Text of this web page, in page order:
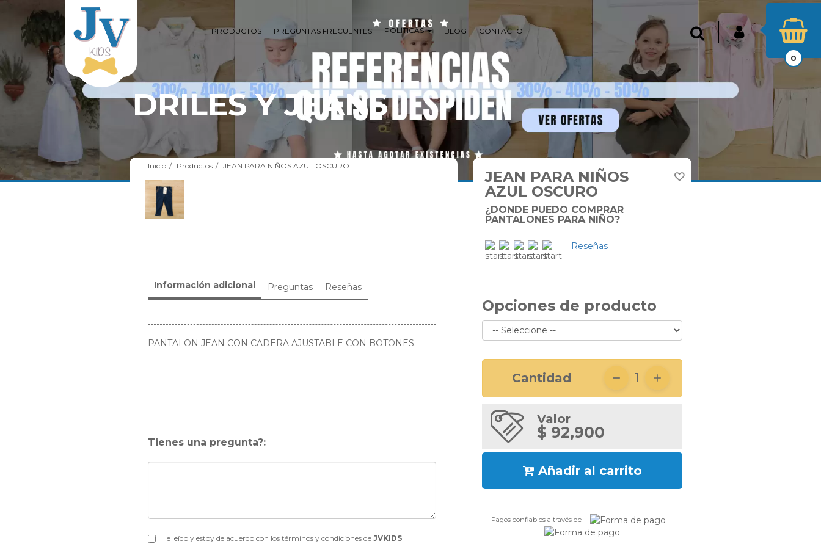
PRODUCTOS PREGUNTAS FRECUENTES POLÍTICAS BLOG CONTACTO INICIAR SESIÓN
Buscar
0
DRILES Y JEANS
Inicio Productos JEAN PARA NIÑOS AZUL OSCURO
Información adicional Preguntas Reseñas
PANTALON JEAN CON CADERA AJUSTABLE CON BOTONES.
Tienes una pregunta?:
He leído y estoy de acuerdo con los términos y condiciones de JVKIDS
JEAN PARA NIÑOS
AZUL OSCURO
¿DONDE PUEDO COMPRAR
PANTALONES PARA NIÑO?
Reseñas
Opciones de producto
Cantidad 1
Valor
$ 92,900
Añadir al carrito
Pagos confiables a través de